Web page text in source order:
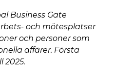
Business Gate
och mötesplatser
och personer som
affärer. Första
2025.